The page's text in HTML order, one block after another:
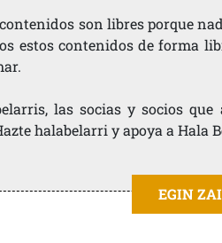
son libres porque
estos contenidos de forma
las socias y socios
halabelarri y apoya a Hala
EGIN